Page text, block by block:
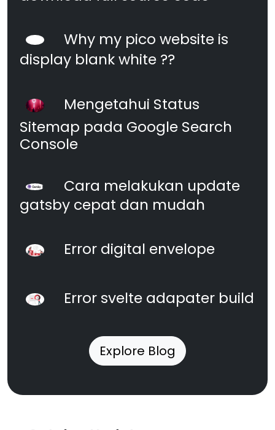
Why my pico website is
display blank white ??
Mengetahui Status
Sitemap pada Google Search
Console
Cara melakukan update
gatsby cepat dan mudah
Error digital envelope
Error svelte adapater build
Explore Blog